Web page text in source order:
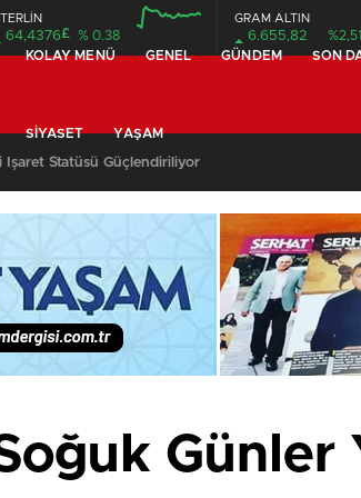
64,4376£ % 0.38
GRAM ALTIN
6.655,82 %2,51
KOLAY MENÜ
GENEL GÜNDEM SON
SIYASET YAŞAM
İşaret Statüsü Güçlendiriliyor
Günler